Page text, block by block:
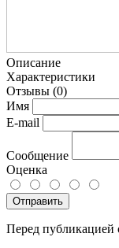
Описание
Характеристики
Отзывы (0)
Имя
E-mail
Сообщение
Оценка
Отправить
Перед публикацией